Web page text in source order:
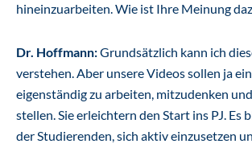
hineinzuarbeiten. Wie ist Ihre Meinung
Dr. Hoffmann:Grundsätzlich kann ich
verstehen. Aber unsere Videos sollen ja
eigenständig zu arbeiten, mitzudenken
stellen. Sie erleichtern den Start ins PJ. Es
der Studierenden, sich aktiv einzusetzen